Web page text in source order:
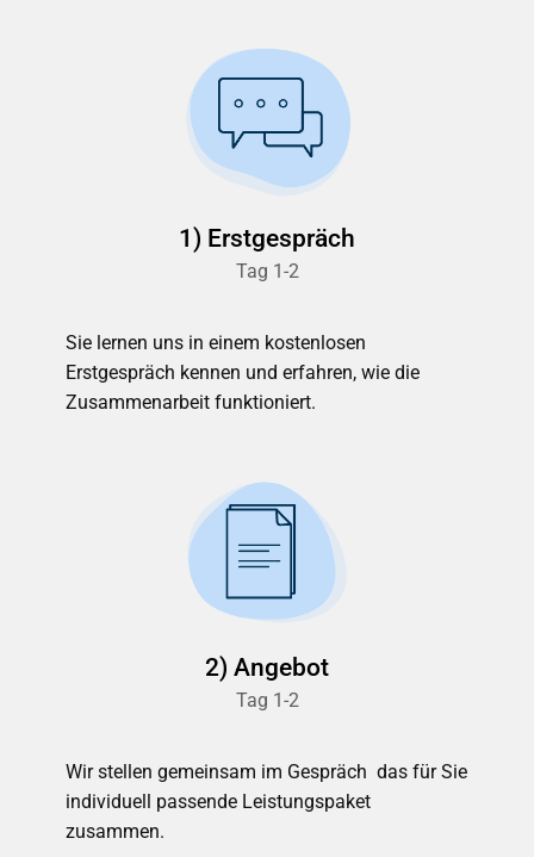
1) Erstgespräch
Tag 1-2
Sie lernen uns in einem kostenlosen
Erstgespräch kennen und erfahren, wie die
Zusammenarbeit funktioniert.
2) Angebot
Tag 1-2
Wir stellen gemeinsam im Gespräch das für Sie
individuell passende Leistungspaket
zusammen.